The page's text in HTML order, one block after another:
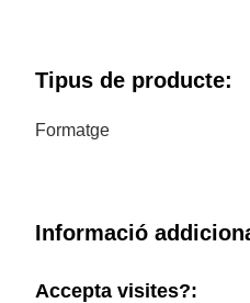
Tipus de producte:
Formatge
Informació
Accepta visites?: